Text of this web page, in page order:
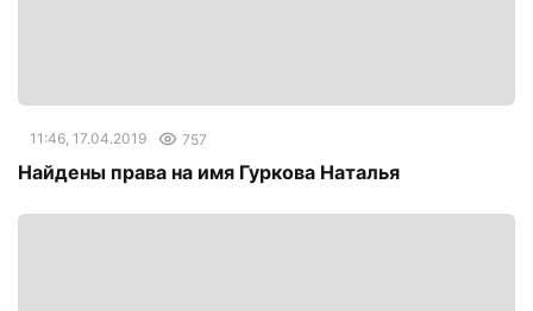
11:46, 17.04.2019 757
Найдены права на имя Гуркова Наталья